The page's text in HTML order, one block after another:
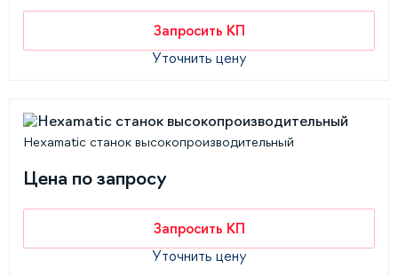
Запросить КП
Уточнить цену
Hexamatic станок высокопроизводительный
Цена по запросу
Запросить КП
Уточнить цену